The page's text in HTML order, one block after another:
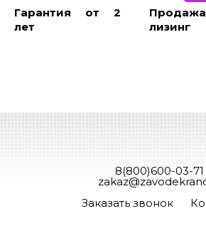
Гарантия от 2
лет
лизинг
8(800)600-03-71
Заказать звонок